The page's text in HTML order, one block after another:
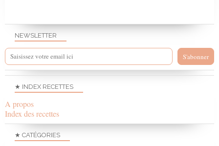
NEWSLETTER
★ INDEX RECETTES
A propos
Index des recettes
★ CATÉGORIES